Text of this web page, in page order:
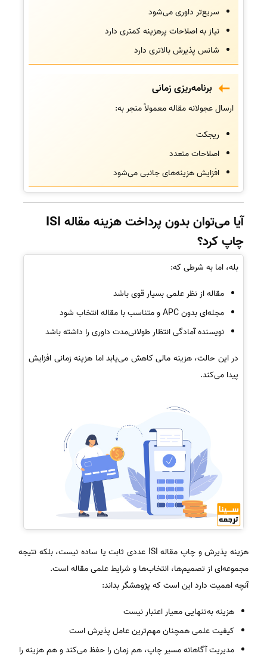
سریع‌تر داوری می‌شود
نیاز به اصلاحات پرهزینه کمتری دارد
شانس پذیرش بالاتری دارد
برنامه‌ریزی زمانی
ارسال عجولانه مقاله معمولاً منجر به:
ریجکت
اصلاحات متعدد
افزایش هزینه‌های جانبی می‌شود
آیا می‌توان بدون پرداخت هزینه مقاله ISI
چاپ کرد؟
بله، اما به شرطی که:
مقاله از نظر علمی بسیار قوی باشد
مجله‌ای بدون APC و متناسب با مقاله انتخاب شود
نویسنده آمادگی انتظار طولانی‌مدت داوری را داشته باشد
در این حالت، هزینه مالی کاهش می‌یابد اما هزینه زمانی افزایش
پیدا می‌کند.
هزینه پذیرش و چاپ مقاله ISI عددی ثابت یا ساده نیست، بلکه نتیجه
مجموعه‌ای از تصمیم‌ها، انتخاب‌ها و شرایط علمی مقاله است.
آنچه اهمیت دارد این است که پژوهشگر بداند:
هزینه به‌تنهایی معیار اعتبار نیست
کیفیت علمی همچنان مهم‌ترین عامل پذیرش است
مدیریت آگاهانه مسیر چاپ، هم زمان را حفظ می‌کند و هم هزینه را